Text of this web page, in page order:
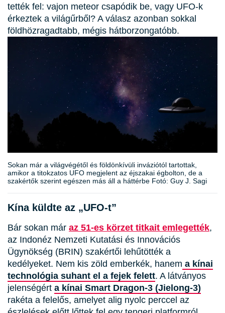
tették fel: vajon meteor csapódik be, vagy UFO-k
érkeztek a világűrből? A válasz azonban sokkal
földhözragadtabb, mégis hátborzongatóbb.
Sokan már a világvégétől és földönkívüli inváziótól tartottak,
amikor a titokzatos UFO megjelent az éjszakai égbolton, de a
szakértők szerint egészen más áll a háttérbe Fotó: Guy J. Sagi
Kína küldte az „UFO-t”
Bár sokan már az 51-es körzet titkait emlegették,
az Indonéz Nemzeti Kutatási és Innovációs
Ügynökség (BRIN) szakértői lehűtötték a
kedélyeket. Nem kis zöld emberkék, hanem a kínai
technológia suhant el a fejek felett. A látványos
jelenségért a kínai Smart Dragon-3 (Jielong-3)
rakéta a felelős, amelyet alig nyolc perccel az